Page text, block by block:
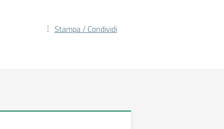
Stampa / Condividi